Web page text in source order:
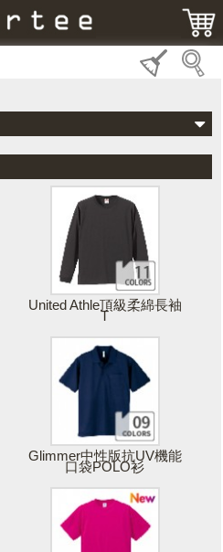
United Athle頂級柔綿長袖
T
Glimmer中性版抗UV機能
口袋POLO衫